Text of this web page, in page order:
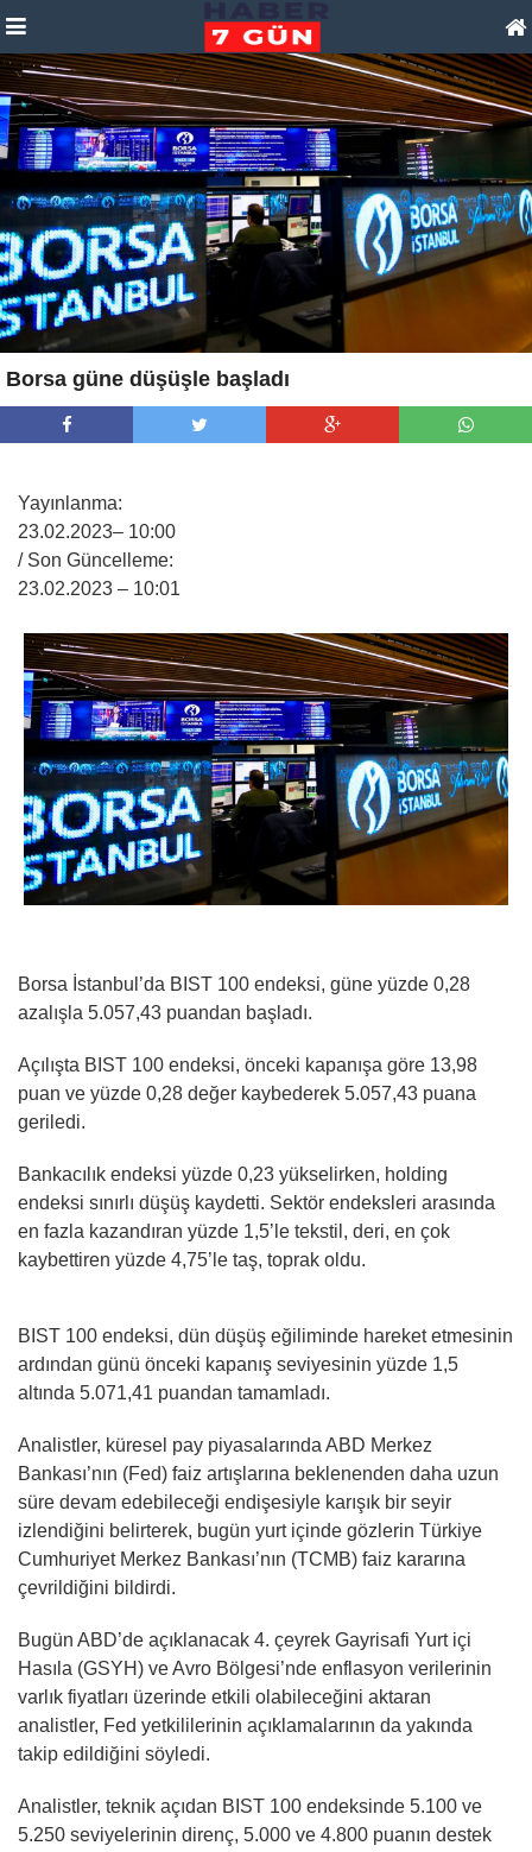
Borsa güne düşüşle başladı
Yayınlanma:
23.02.2023– 10:00
/ Son Güncelleme:
23.02.2023 – 10:01
Borsa İstanbul’da BIST 100 endeksi, güne yüzde 0,28
azalışla 5.057,43 puandan başladı.
Açılışta BIST 100 endeksi, önceki kapanışa göre 13,98
puan ve yüzde 0,28 değer kaybederek 5.057,43 puana
geriledi.
Bankacılık endeksi yüzde 0,23 yükselirken, holding
endeksi sınırlı düşüş kaydetti. Sektör endeksleri arasında
en fazla kazandıran yüzde 1,5’le tekstil, deri, en çok
kaybettiren yüzde 4,75’le taş, toprak oldu.
BIST 100 endeksi, dün düşüş eğiliminde hareket etmesinin
ardından günü önceki kapanış seviyesinin yüzde 1,5
altında 5.071,41 puandan tamamladı.
Analistler, küresel pay piyasalarında ABD Merkez
Bankası’nın (Fed) faiz artışlarına beklenenden daha uzun
süre devam edebileceği endişesiyle karışık bir seyir
izlendiğini belirterek, bugün yurt içinde gözlerin Türkiye
Cumhuriyet Merkez Bankası’nın (TCMB) faiz kararına
çevrildiğini bildirdi.
Bugün ABD’de açıklanacak 4. çeyrek Gayrisafi Yurt içi
Hasıla (GSYH) ve Avro Bölgesi’nde enflasyon verilerinin
varlık fiyatları üzerinde etkili olabileceğini aktaran
analistler, Fed yetkililerinin açıklamalarının da yakında
takip edildiğini söyledi.
Analistler, teknik açıdan BIST 100 endeksinde 5.100 ve
5.250 seviyelerinin direnç, 5.000 ve 4.800 puanın destek